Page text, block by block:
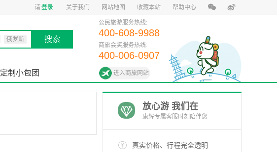
请登录 关于我们 网站地图 收藏本站 帮助中心
俄罗斯 搜索
公民旅游服务热线:
400-608-9988
商旅会奖服务热线:
400-006-0907
进入商旅网站
定制小包团
放心游 我们在
康辉专属客服时刻陪伴您
真实价格、行程完全透明